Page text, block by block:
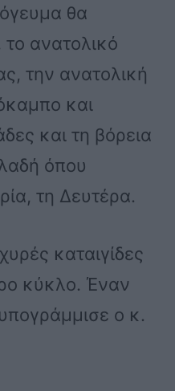
θα
ανατολικό
την ανατολική
και
και τη βόρεια
όπου
τη Δευτέρα.
καταιγίδες
κύκλο. Έναν
ο κ.